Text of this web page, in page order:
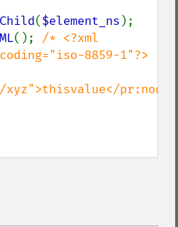
($element_ns );
(); /* <?xml
8859-1"?>